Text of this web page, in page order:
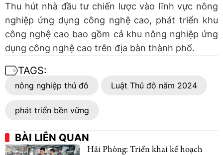
Thu hút nhà đầu tư chiến lược vào lĩnh vực nông
nghiệp ứng dụng công nghệ cao, phát triển khu
công nghệ cao bao gồm cả khu nông nghiệp ứng
dụng công nghệ cao trên địa bàn thành phố.
TAGS:
nông nghiệp thủ đô Luật Thủ đô năm 2024
phát triển bền vững
BÀI LIÊN QUAN
Hải Phòng: Triển khai kế hoạch